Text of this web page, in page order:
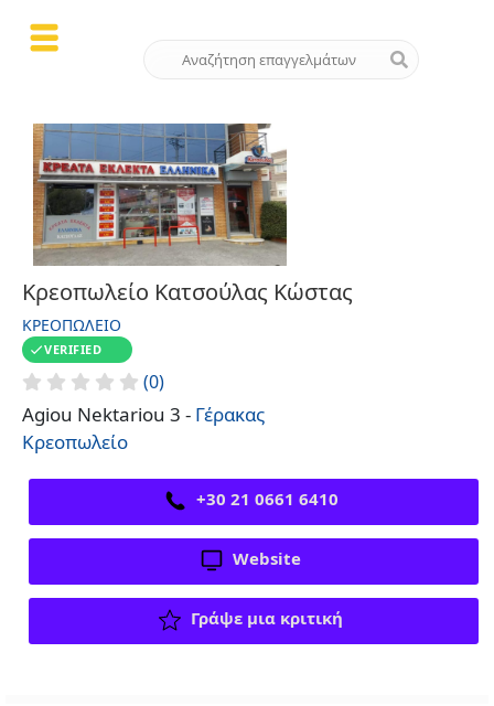
Κρεοπωλείο Κατσούλας Κώστας
ΚΡΕΟΠΩΛΕΊΟ
VERIFIED
(0)
Agiou Nektariou 3 - Γέρακας
Κρεοπωλείο
+30 21 0661 6410
Website
Γράψε μια κριτική